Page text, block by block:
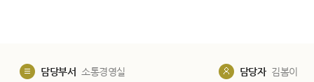
담당부서 소통경영실 담당자 김봄이